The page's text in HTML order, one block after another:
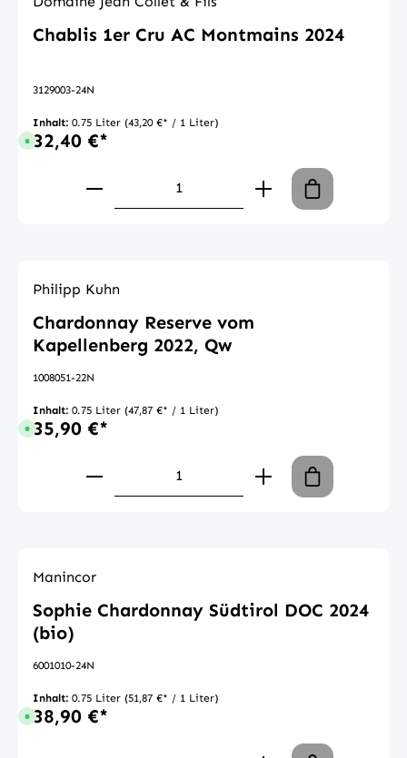
Chablis 1er Cru AC Montmains 2024
3129003-24N
Inhalt: 0.75 Liter (43,20 €* / 1 Liter)
Sofort verfügbar, Lieferzeit: 1-3 Tage
32,40 €*
Produkt Anzahl: Gib den
Philipp Kuhn
Chardonnay Reserve vom
Kapellenberg 2022, Qw
1008051-22N
Inhalt: 0.75 Liter (47,87 €* / 1 Liter)
Sofort verfügbar, Lieferzeit: 1-3 Tage
35,90 €*
Produkt Anzahl: Gib den
Manincor
Sophie Chardonnay Südtirol DOC 2024
(bio)
6001010-24N
Inhalt: 0.75 Liter (51,87 €* / 1 Liter)
Sofort verfügbar, Lieferzeit: 1-3 Tage
38,90 €*